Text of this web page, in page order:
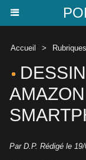
Accueil >
Par D.P. Rédigé le